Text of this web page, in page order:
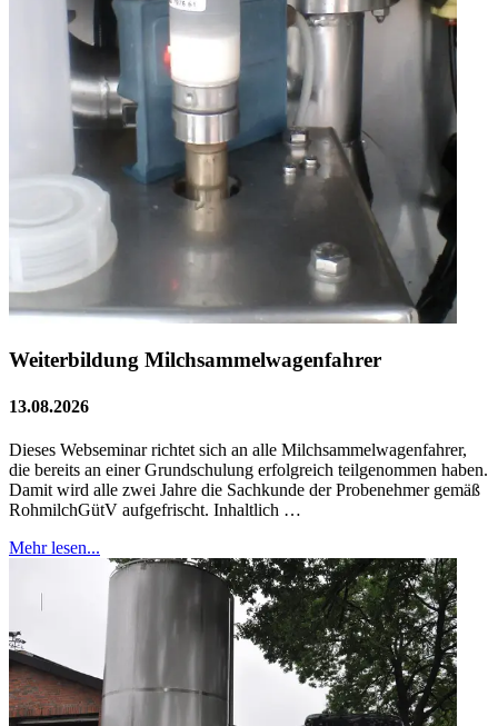
Weiterbildung Milchsammelwagenfahrer
13.08.2026
Dieses Webseminar richtet sich an alle Milchsammelwagenfahrer,
die bereits an einer Grundschulung erfolgreich teilgenommen haben.
Damit wird alle zwei Jahre die Sachkunde der Probenehmer gemäß
RohmilchGütV aufgefrischt. Inhaltlich …
Mehr lesen...